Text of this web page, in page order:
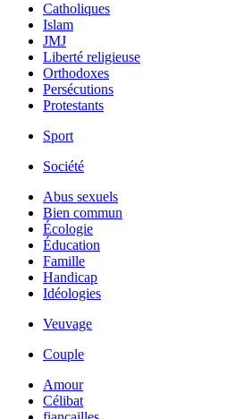
Catholiques
Islam
JMJ
Liberté religieuse
Orthodoxes
Persécutions
Protestants
Sport
Société
Abus sexuels
Bien commun
Écologie
Éducation
Famille
Handicap
Idéologies
Veuvage
Couple
Amour
Célibat